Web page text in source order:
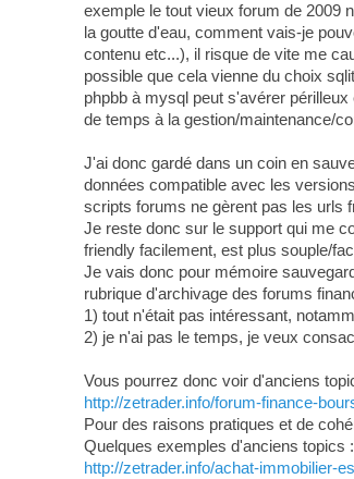
exemple le tout vieux forum de 2009
la goutte d'eau, comment vais-je
contenu etc...), il risque de vite me
possible que cela vienne du choix
phpbb à mysql peut s'avérer
de temps à la gestion/maintenance/
J'ai donc gardé dans un coin en
données compatible avec les
scripts forums ne gèrent pas les urls
Je reste donc sur le support qui me
friendly facilement, est plus souple/
Je vais donc pour mémoire
rubrique d'archivage des forums
1) tout n'était pas intéressant,
2) je n'ai pas le temps, je veux
Vous pourrez donc voir d'anciens
http://zetrader.info/forum-finance-
Pour des raisons pratiques et de
Quelques exemples d'anciens topics :
http://zetrader.info/achat-immobilier-